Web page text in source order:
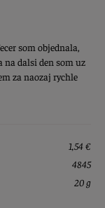
som objednala,
na dalsi den som uz
za naozaj rychle
1,54 €
4845
20 g